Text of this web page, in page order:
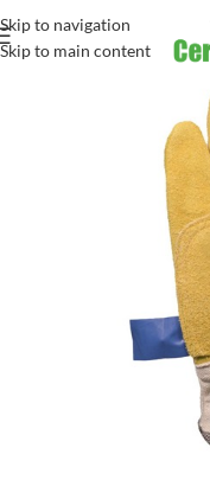
Skip to navigation
Skip to main content